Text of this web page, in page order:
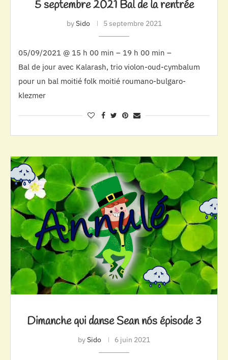
5 septembre 2021 Bal de la rentrée
bySido 5 septembre 2021
05/09/2021 @ 15 h 00 min – 19 h 00 min –
Bal de jour avec Kalarash, trio violon-oud-cymbalum
pour un bal moitié folk moitié roumano-bulgaro-
klezmer
Dimanche qui danse Sean nós épisode 3
bySido 6 juin 2021